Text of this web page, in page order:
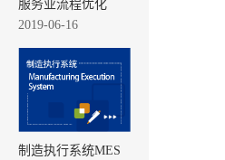
服务业流程优化
2019-06-16
制造执行系统MES